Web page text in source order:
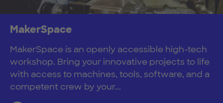
MakerSpace
MakerSpace is an openly accessible high-tech
workshop. Bring your innovative projects to life
with access to machines, tools, software, and a
competent crew by your...